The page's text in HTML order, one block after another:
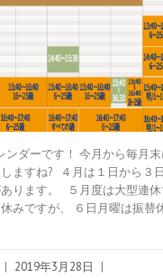
ンダーです！ 今月から毎月
ますね? ４月は１日から３
ります。 ５月度は大型連休
みですが、 ６日月曜は振替
| 2019年3月28日
|